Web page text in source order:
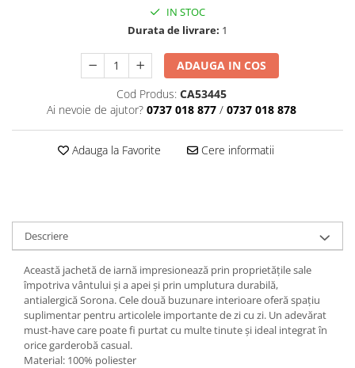
IN STOC
Durata de livrare: 1
ADAUGA IN COS
Cod Produs: CA53445
Ai nevoie de ajutor? 0737 018 877 / 0737 018 878
Adauga la Favorite Cere informatii
Descriere
Această jachetă de iarnă impresionează prin proprietățile sale
împotriva vântului și a apei și prin umplutura durabilă,
antialergică Sorona. Cele două buzunare interioare oferă spațiu
suplimentar pentru articolele importante de zi cu zi. Un adevărat
must-have care poate fi purtat cu multe tinute și ideal integrat în
orice garderobă casual.
Material: 100% poliester